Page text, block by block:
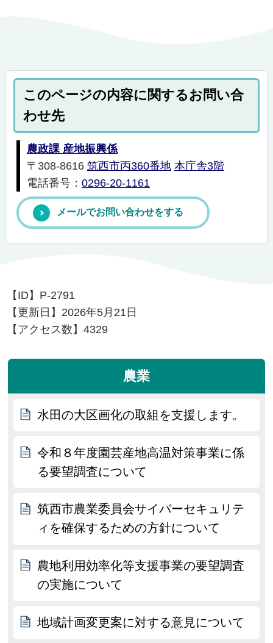
このページの内容に関するお問い合
わせ先
農政課 産地振興係
〒308-8616 筑西市丙360番地 本庁舎3階
電話番号： 0296-20-1161
メールでお問い合わせをする
【ID】 P-2791
【更新日】 2026年5月21日
【アクセス数】4329
農業
水田の大区画化の取組を支援します。
令和８年度園芸産地高温対策事業に係
る要望調査について
筑西市農業委員会サイバーセキュリテ
ィを確保するための方針について
農地利用効率化等支援事業の要望調査
の実施について
地域計画変更案に対する意見について